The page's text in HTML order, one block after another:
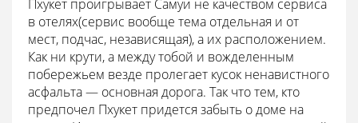
Пхукет проигрывает Самуи не качеством сервиса
в отелях(сервис вообще тема отдельная и от
мест, подчас, независящая), а их расположением.
Как ни крути, а между тобой и вожделенным
побережьем везде пролегает кусок ненавистного
асфальта — основная дорога. Так что тем, кто
предпочел Пхукет придется забыть о доме на